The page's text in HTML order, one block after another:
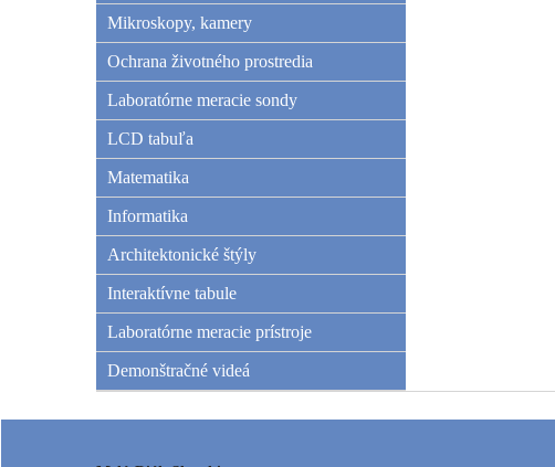
Mikroskopy, kamery
Ochrana životného prostredia
Laboratórne meracie sondy
LCD tabuľa
Matematika
Informatika
Architektonické štýly
Interaktívne tabule
Laboratórne meracie prístroje
Demonštračné videá